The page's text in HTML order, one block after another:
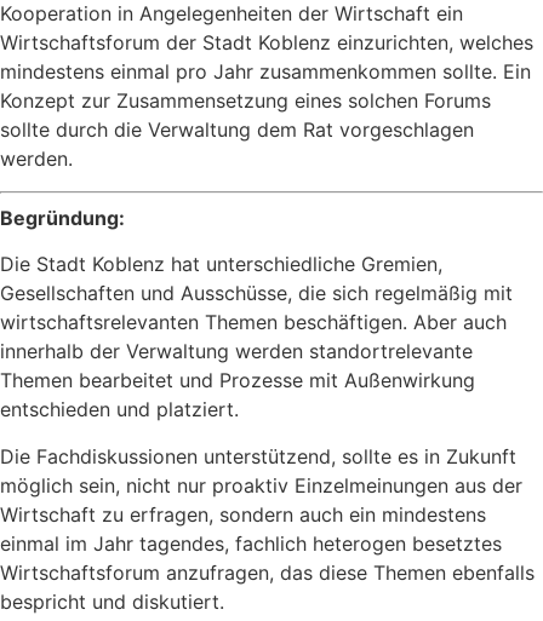
Kooperation in Angelegenheiten der Wirtschaft ein
Wirtschaftsforum der Stadt Koblenz einzurichten, welches
mindestens einmal pro Jahr zusammenkommen sollte. Ein
Konzept zur Zusammensetzung eines solchen Forums
sollte durch die Verwaltung dem Rat vorgeschlagen
werden.
Begründung:
Die Stadt Koblenz hat unterschiedliche Gremien,
Gesellschaften und Ausschüsse, die sich regelmäßig mit
wirtschaftsrelevanten Themen beschäftigen. Aber auch
innerhalb der Verwaltung werden standortrelevante
Themen bearbeitet und Prozesse mit Außenwirkung
entschieden und platziert.
Die Fachdiskussionen unterstützend, sollte es in Zukunft
möglich sein, nicht nur proaktiv Einzelmeinungen aus der
Wirtschaft zu erfragen, sondern auch ein mindestens
einmal im Jahr tagendes, fachlich heterogen besetztes
Wirtschaftsforum anzufragen, das diese Themen ebenfalls
bespricht und diskutiert.